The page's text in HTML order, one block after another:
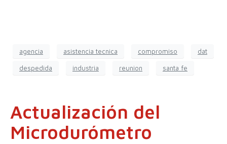
agencia asistencia tecnica compromiso dat
despedida industria reunion santa fe
Actualización del
Microdurómetro